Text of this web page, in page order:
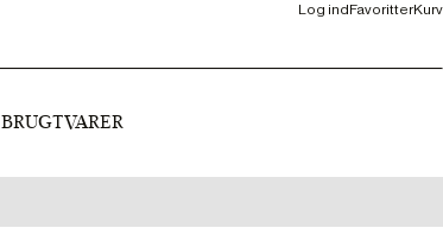
Log indFavoritterKurv
BRUGTVARER